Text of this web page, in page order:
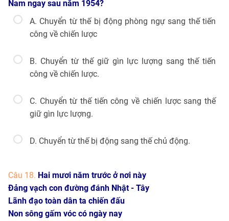
Nam ngay sau năm 1954?
A. Chuyển từ thế bị động phòng ngự sang thế tiến
công về chiến lược
B. Chuyển từ thế giữ gìn lực lượng sang thế tiến
công về chiến lược.
C. Chuyển từ thế tiến công về chiến lược sang thế
giữ gìn lực lượng.
D. Chuyển từ thế bị động sang thế chủ động.
Câu 18. Hai mươi năm trước ở nơi này
Đảng vạch con đường đánh Nhật - Tây
Lãnh đạo toàn dân ta chiến đấu
Non sông gấm vóc có ngày nay